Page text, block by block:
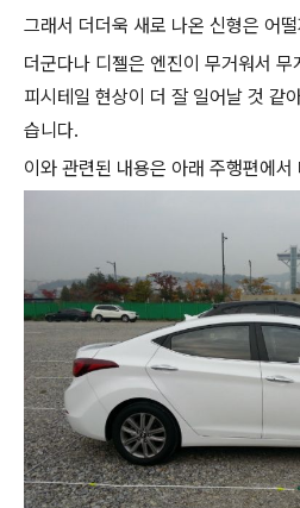
그래서 더더욱 새로 나온 신형은 어
더군다나 디젤은 엔진이 무거워서
피시테일 현상이 더 잘 일어날 것 같
습니다.
이와 관련된 내용은 아래 주행편에서